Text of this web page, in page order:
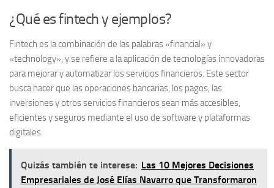
¿Qué es fintech y ejemplos?
Fintech es la combinación de las palabras «financial» y
«technology», y se refiere a la aplicación de tecnologías innovadoras
para mejorar y automatizar los servicios financieros. Este sector
busca hacer que las operaciones bancarias, los pagos, las
inversiones y otros servicios financieros sean más accesibles,
eficientes y seguros mediante el uso de software y plataformas
digitales.
Quizás también te interese: Las 10 Mejores Decisiones
Empresariales de José Elías Navarro que Transformaron